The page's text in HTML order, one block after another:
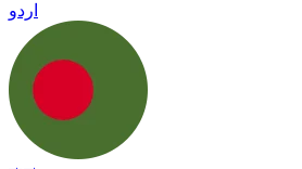
اردو